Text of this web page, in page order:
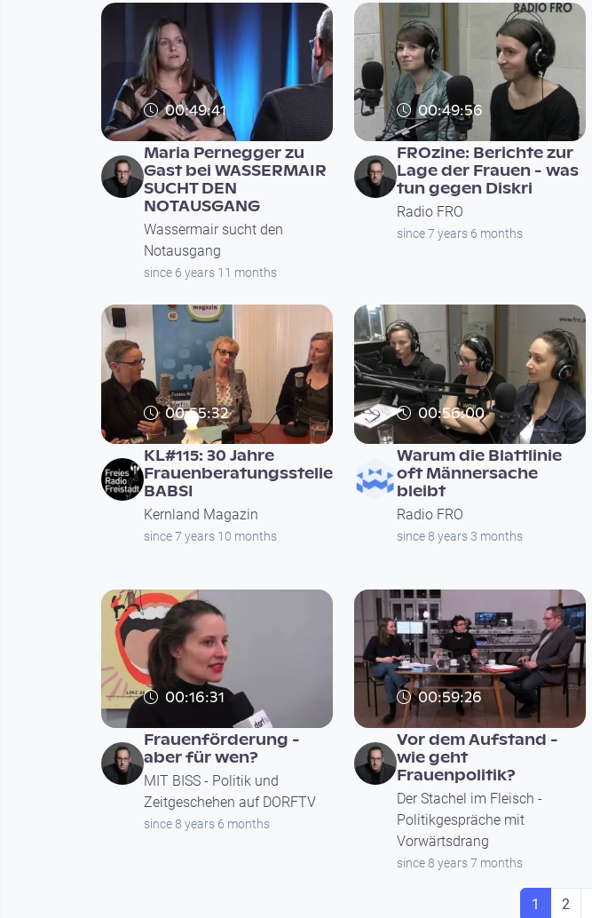
00:49:41
Maria Pernegger zu
Gast bei WASSERMAIR
SUCHT DEN
NOTAUSGANG
Wassermair sucht den
Notausgang
since 6 years 11 months
00:49:56
FROzine: Berichte zur
Lage der Frauen - was
tun gegen Diskri
Radio FRO
since 7 years 6 months
00:55:32
KL#115: 30 Jahre
Frauenberatungsstelle
BABSI
Kernland Magazin
since 7 years 10 months
00:56:00
Warum die Blattlinie
oft Männersache
bleibt
Radio FRO
since 8 years 3 months
00:16:31
Frauenförderung -
aber für wen?
MIT BISS - Politik und
Zeitgeschehen auf DORFTV
since 8 years 6 months
00:59:26
Vor dem Aufstand -
wie geht
Frauenpolitik?
Der Stachel im Fleisch -
Politikgespräche mit
Vorwärtsdrang
since 8 years 7 months
Seite
1 Seite
2